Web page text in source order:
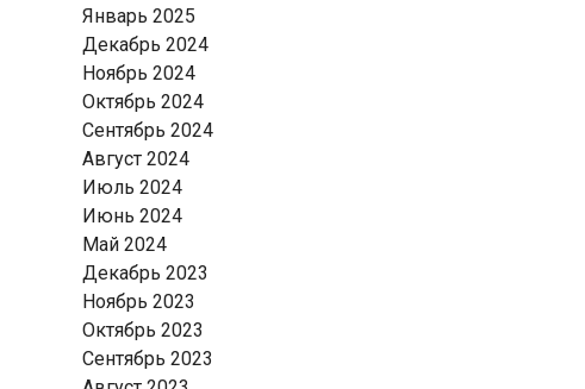
Январь 2025
Декабрь 2024
Ноябрь 2024
Октябрь 2024
Сентябрь 2024
Август 2024
Июль 2024
Июнь 2024
Май 2024
Декабрь 2023
Ноябрь 2023
Октябрь 2023
Сентябрь 2023